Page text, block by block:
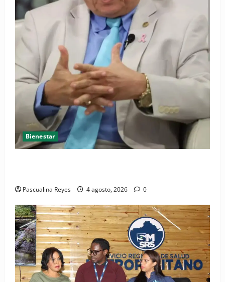
Bienestar
Pascualina Reyes 4 agosto, 2026 0